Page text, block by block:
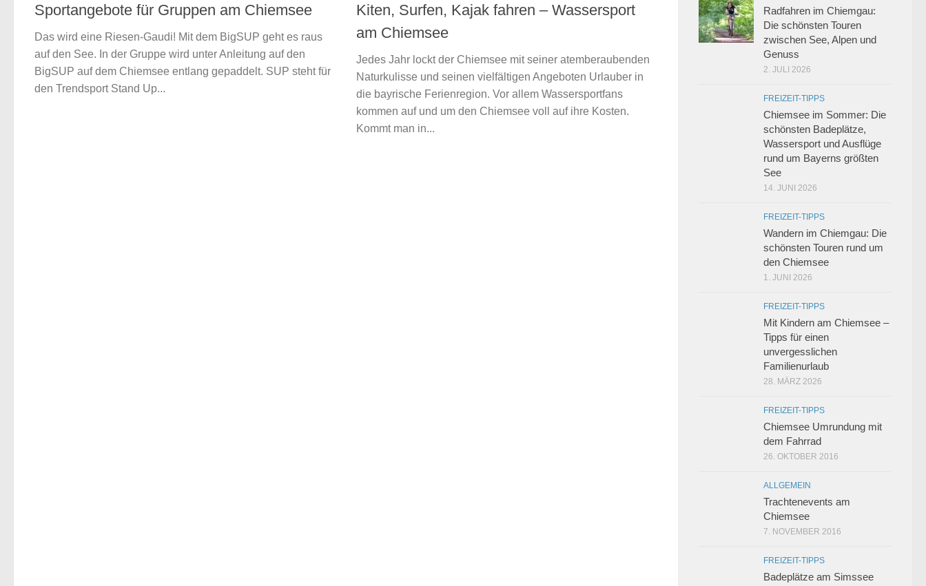
Sportangebote für Gruppen am Chiemsee
Das wird eine Riesen-Gaudi! Mit dem BigSUP geht es raus
auf den See. In der Gruppe wird unter Anleitung auf den
BigSUP auf dem Chiemsee entlang gepaddelt. SUP steht für
den Trendsport Stand Up...
Kiten, Surfen, Kajak fahren – Wassersport
am Chiemsee
Jedes Jahr lockt der Chiemsee mit seiner atemberaubenden
Naturkulisse und seinen vielfältigen Angeboten Urlauber in
die bayrische Ferienregion. Vor allem Wassersportfans
kommen auf und um den Chiemsee voll auf ihre Kosten.
Kommt man in...
Radfahren im Chiemgau:
Die schönsten Touren
zwischen See, Alpen und
Genuss
2. JULI 2026
FREIZEIT-TIPPS
Chiemsee im Sommer: Die
schönsten Badeplätze,
Wassersport und Ausflüge
rund um Bayerns größten
See
14. JUNI 2026
FREIZEIT-TIPPS
Wandern im Chiemgau: Die
schönsten Touren rund um
den Chiemsee
1. JUNI 2026
FREIZEIT-TIPPS
Mit Kindern am Chiemsee –
Tipps für einen
unvergesslichen
Familienurlaub
28. MÄRZ 2026
FREIZEIT-TIPPS
Chiemsee Umrundung mit
dem Fahrrad
26. OKTOBER 2016
ALLGEMEIN
Trachtenevents am
Chiemsee
7. NOVEMBER 2016
FREIZEIT-TIPPS
Badeplätze am Simssee